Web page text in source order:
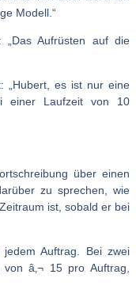
Modell.“
„Das Aufrüsten auf die
„Hubert, es ist nur eine
einer Laufzeit von 10
über einen
zu sprechen, wie
ist, sobald er bei
Auftrag. Bei zwei
â‚¬ 15 pro Auftrag,